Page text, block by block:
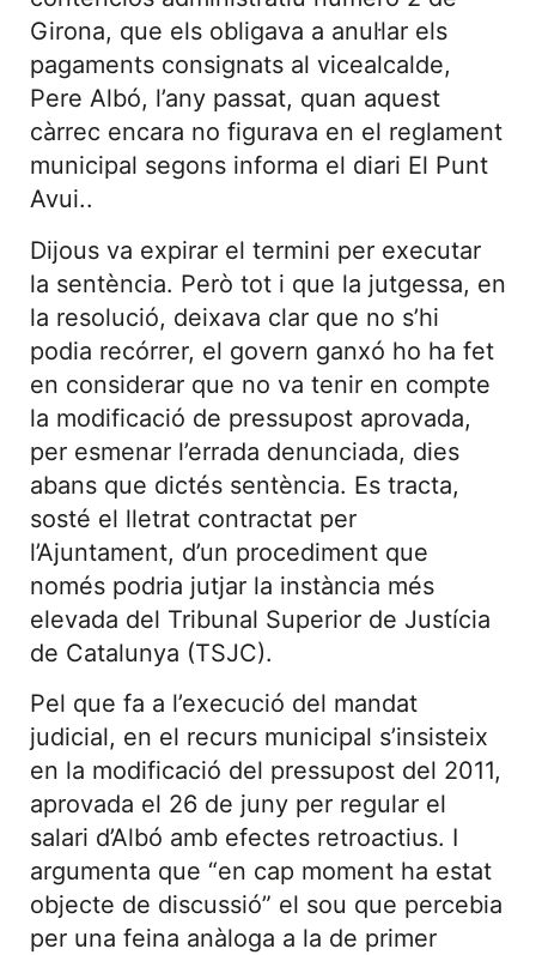
Girona, que els obligava a anul·lar els
pagaments consignats al vicealcalde,
Pere Albó, l’any passat, quan aquest
càrrec encara no figurava en el reglament
municipal segons informa el diari El Punt
Avui..
Dijous va expirar el termini per executar
la sentència. Però tot i que la jutgessa, en
la resolució, deixava clar que no s’hi
podia recórrer, el govern ganxó ho ha fet
en considerar que no va tenir en compte
la modificació de pressupost aprovada,
per esmenar l’errada denunciada, dies
abans que dictés sentència. Es tracta,
sosté el lletrat contractat per
l’Ajuntament, d’un procediment que
només podria jutjar la instància més
elevada del Tribunal Superior de Justícia
de Catalunya (TSJC).
Pel que fa a l’execució del mandat
judicial, en el recurs municipal s’insisteix
en la modificació del pressupost del 2011,
aprovada el 26 de juny per regular el
salari d’Albó amb efectes retroactius. I
argumenta que “en cap moment ha estat
objecte de discussió” el sou que percebia
per una feina anàloga a la de primer